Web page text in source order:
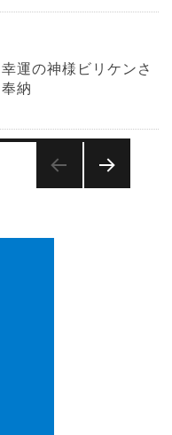
運の神様ビリケンさ
納